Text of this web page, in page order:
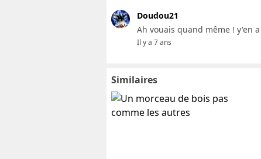
Doudou21
Ah vouais quand même ! y'en
Il y a 7 ans
Similaires